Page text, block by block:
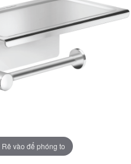
Rê vào để phóng to